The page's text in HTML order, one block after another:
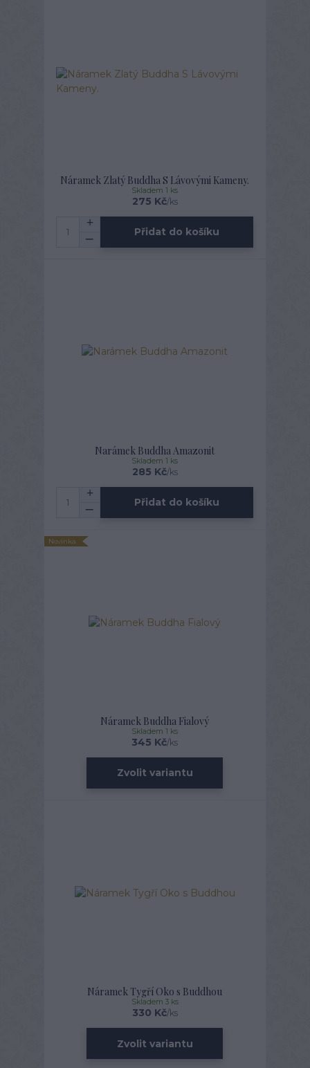
Náramek Zlatý Buddha S Lávovými Kameny.
275 Kč/ks
Skladem 1 ks
Přidat do košíku
Narámek Buddha Amazonit
285 Kč/ks
Skladem 1 ks
Přidat do košíku
Novinka
Náramek Buddha Fialový
345 Kč/ks
Skladem 1 ks
Zvolit variantu
Náramek Tygří Oko s Buddhou
330 Kč/ks
Skladem 3 ks
Zvolit variantu